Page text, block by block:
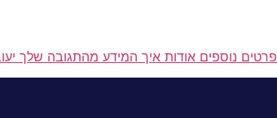
פרטים נוספים אודות איך המידע מהתגובה שלך